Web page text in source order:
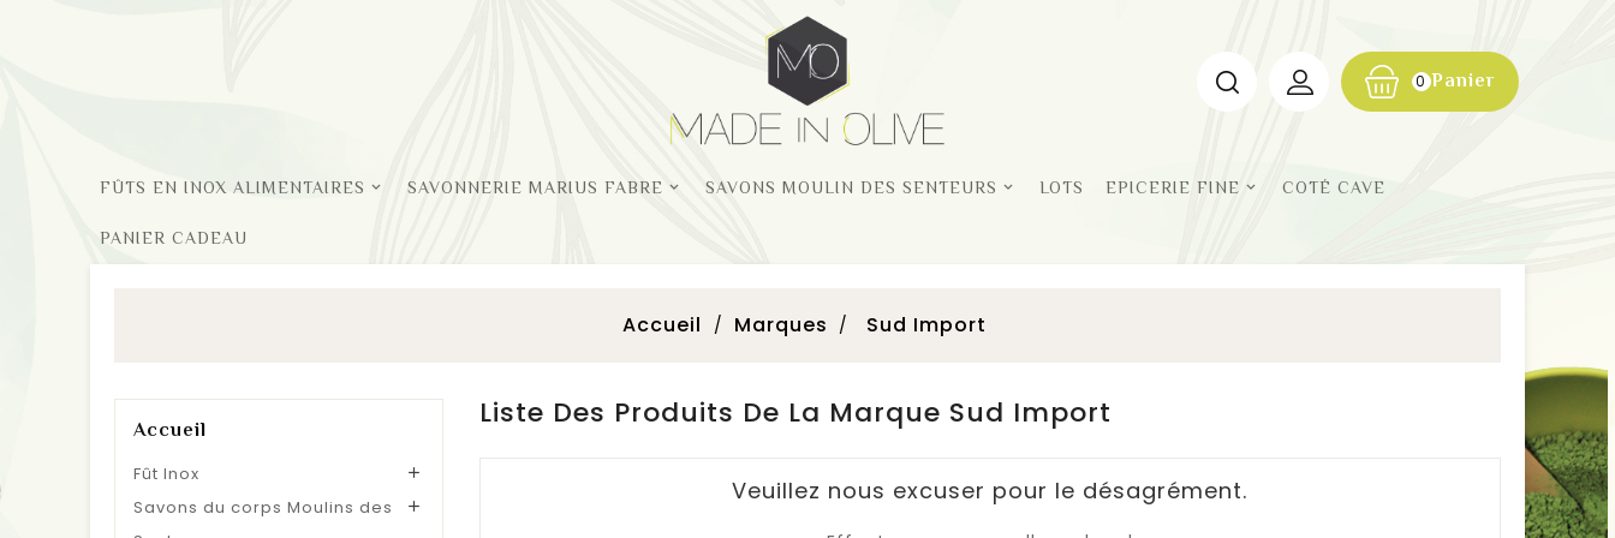
Panier
0
FÛTS EN INOX ALIMENTAIRES SAVONNERIE MARIUS FABRE SAVONS MOULIN DES SENTEURS LOTS EPICERIE FINE COTÉ CAVE
PANIER CADEAU
Accueil Marques Sud Import
Accueil
Fût Inox 
Savons du corps Moulins des

Liste Des Produits De La Marque Sud Import
Veuillez nous excuser pour le désagrément.